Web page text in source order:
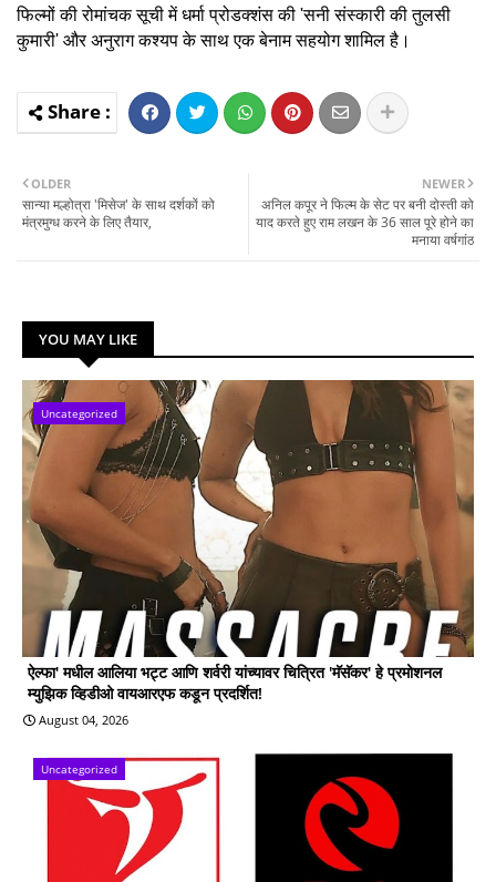
फिल्मों की रोमांचक सूची में धर्मा प्रोडक्शंस की 'सनी संस्कारी की तुलसी
कुमारी' और अनुराग कश्यप के साथ एक बेनाम सहयोग शामिल है।
NEWER
अनिल कपूर ने फिल्म के सेट पर बनी दोस्ती को
याद करते हुए राम लखन के 36 साल पूरे होने का
मनाया वर्षगांठ
OLDER
सान्या मल्होत्रा 'मिसेज' के साथ दर्शकों को
मंत्रमुग्ध करने के लिए तैयार,
YOU MAY LIKE
Uncategorized
ऐल्फा' मधील आलिया भट्ट आणि शर्वरी यांच्यावर चित्रित 'मॅसॅकर' हे प्रमोशनल
म्युझिक व्हिडीओ वायआरएफ कडून प्रदर्शित!
August 04, 2026
Uncategorized